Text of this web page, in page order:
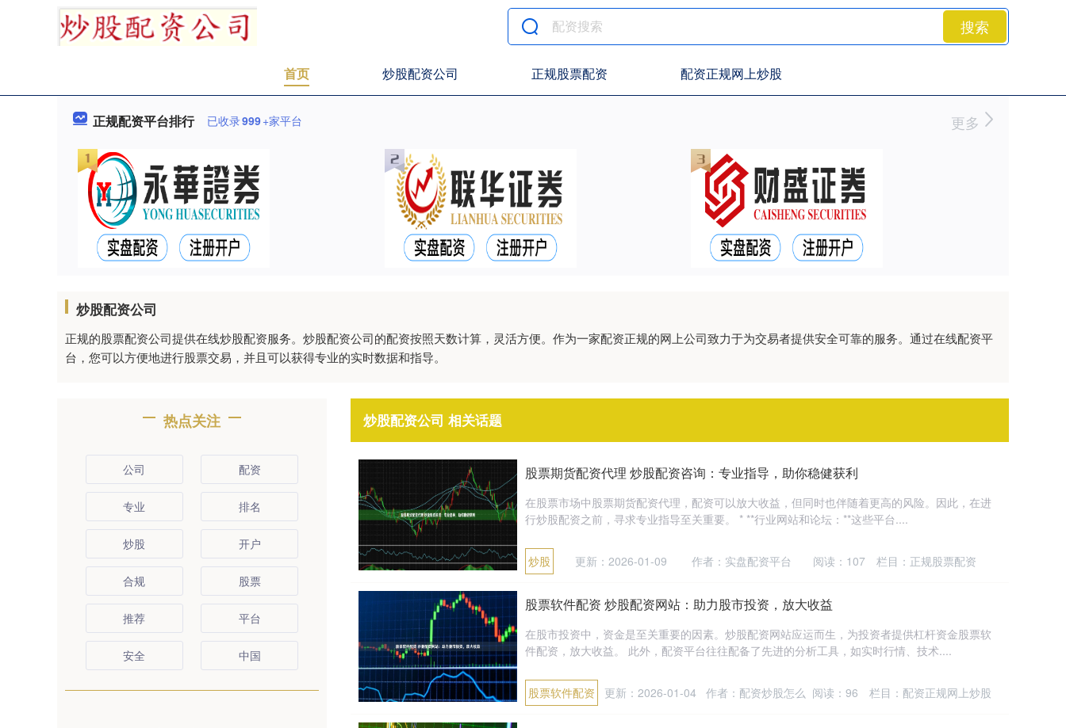
搜索
首页 炒股配资公司 正规股票配资 配资正规网上炒股
正规配资平台排行 已收录999+家平台 更多
炒股配资公司
正规的股票配资公司提供在线炒股配资服务。炒股配资公司的配资按照天数计算，灵活方便。作为一家配资正规的网上公司致力于为交易者提供安全可靠的服务。通过在线配资平
台，您可以方便地进行股票交易，并且可以获得专业的实时数据和指导。
炒股配资公司 相关话题
股票期货配资代理 炒股配资咨询：专业指导，助你稳健获利
在股票市场中股票期货配资代理，配资可以放大收益，但同时也伴随着更高的风险。因此，在进
行炒股配资之前，寻求专业指导至关重要。 * **行业网站和论坛：**这些平台....
炒股 更新：2026-01-09 作者：实盘配资平台 阅读： 107 栏目： 正规股票配资
股票软件配资 炒股配资网站：助力股市投资，放大收益
在股市投资中，资金是至关重要的因素。炒股配资网站应运而生，为投资者提供杠杆资金股票软
件配资，放大收益。 此外，配资平台往往配备了先进的分析工具，如实时行情、技术....
股票软件配资 更新：2026-01-04 作者：配资炒股怎么 阅读： 96 栏目： 配资正规网上炒股
热点关注
公司 配资
专业 排名
炒股 开户
合规 股票
推荐 平台
安全 中国